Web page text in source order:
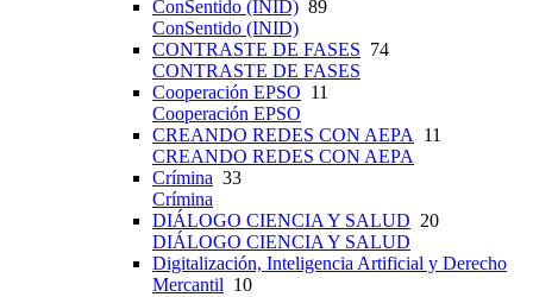
ConSentido (INID) 89
ConSentido (INID)
CONTRASTE DE FASES 74
CONTRASTE DE FASES
Cooperación EPSO 11
Cooperación EPSO
CREANDO REDES CON AEPA
11
CREANDO REDES CON AEPA
Crímina 33
Crímina
DIÁLOGO CIENCIA Y SALUD 20
DIÁLOGO CIENCIA Y SALUD
Digitalización, Inteligencia Artificial y Derecho
Mercantil 10